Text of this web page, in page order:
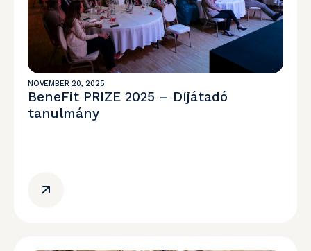
NOVEMBER 20, 2025
BeneFit PRIZE 2025 – Díjátadó
tanulmány